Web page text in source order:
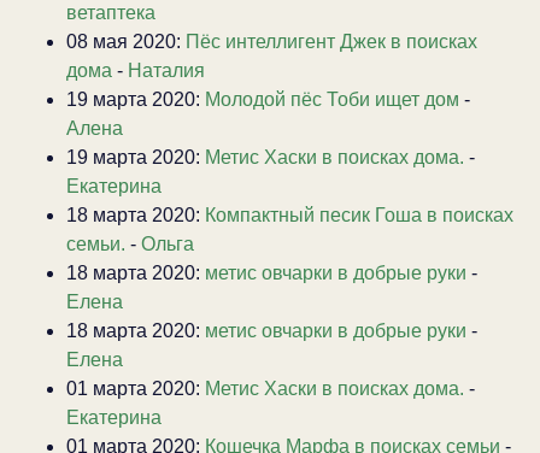
ветаптека
08 мая 2020: Пёс интеллигент Джек в поисках
дома - Наталия
19 марта 2020: Молодой пёс Тоби ищет дом -
Алена
19 марта 2020: Метис Хаски в поисках дома. -
Екатерина
18 марта 2020: Компактный песик Гоша в поисках
семьи. - Ольга
18 марта 2020: метис овчарки в добрые руки -
Елена
18 марта 2020: метис овчарки в добрые руки -
Елена
01 марта 2020: Метис Хаски в поисках дома. -
Екатерина
01 марта 2020: Кошечка Марфа в поисках семьи -